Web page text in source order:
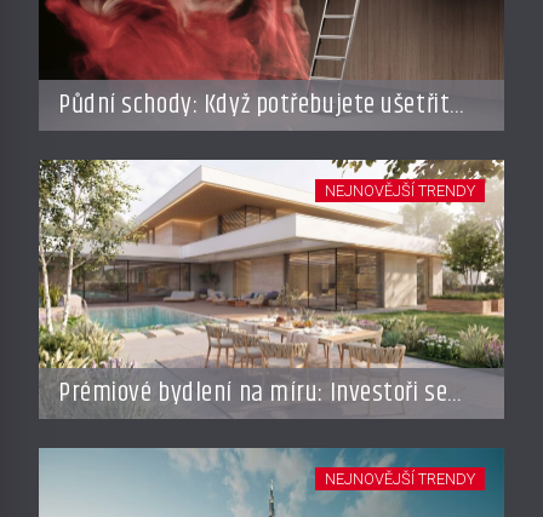
Půdní schody: Když potřebujete ušetřit
místo, ale nechcete dělat kompromisy
Prémiové bydlení na míru: Investoři se
vracejí do Česka, roste zájem o top
adresy i byty a domy za stovky milionů
NEJNOVĚJŠÍ TRENDY
NEJNOVĚJŠÍ TRENDY